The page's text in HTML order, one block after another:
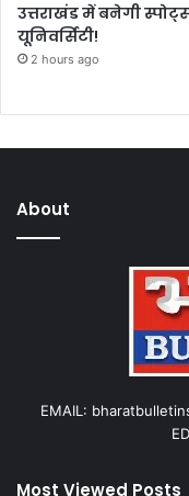
उत्तराखंड में बनेगी
यूनिवर्सिटी!
2 hours ago
About
EMAIL:
Most Viewed Posts